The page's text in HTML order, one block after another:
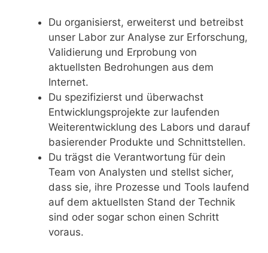
Du organisierst, erweiterst und betreibst
unser Labor zur Analyse zur Erforschung,
Validierung und Erprobung von
aktuellsten Bedrohungen aus dem
Internet.
Du spezifizierst und überwachst
Entwicklungsprojekte zur laufenden
Weiterentwicklung des Labors und darauf
basierender Produkte und Schnittstellen.
Du trägst die Verantwortung für dein
Team von Analysten und stellst sicher,
dass sie, ihre Prozesse und Tools laufend
auf dem aktuellsten Stand der Technik
sind oder sogar schon einen Schritt
voraus.